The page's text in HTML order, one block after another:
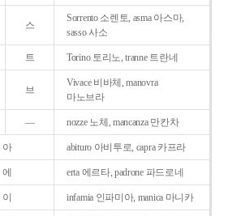
스
Sorrento 소렌토, asma 아스마,
sasso 사소
트 Torino 토리노, tranne 트란네
브
Vivace 비바체, manovra
마노브라
― nozze 노체, mancanza 만칸차
아 abituro 아비투로, capra 카프라
에 erta 에르타, padrone 파드로네
이 infamia 인파미아, manica 마니카